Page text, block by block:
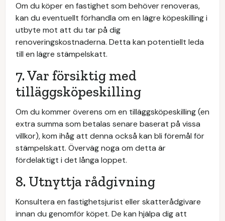
Om du köper en fastighet som behöver renoveras,
kan du eventuellt förhandla om en lägre köpeskilling i
utbyte mot att du tar på dig
renoveringskostnaderna. Detta kan potentiellt leda
till en lägre stämpelskatt.
7. Var försiktig med
tilläggsköpeskilling
Om du kommer överens om en tilläggsköpeskilling (en
extra summa som betalas senare baserat på vissa
villkor), kom ihåg att denna också kan bli föremål för
stämpelskatt. Överväg noga om detta är
fördelaktigt i det långa loppet.
8. Utnyttja rådgivning
Konsultera en fastighetsjurist eller skatterådgivare
innan du genomför köpet. De kan hjälpa dig att